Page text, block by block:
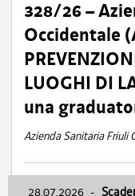
328/26 –
Occidentale
LUOGHI DI
una
Azienda Sanitaria Friuli
28.07.2026 -